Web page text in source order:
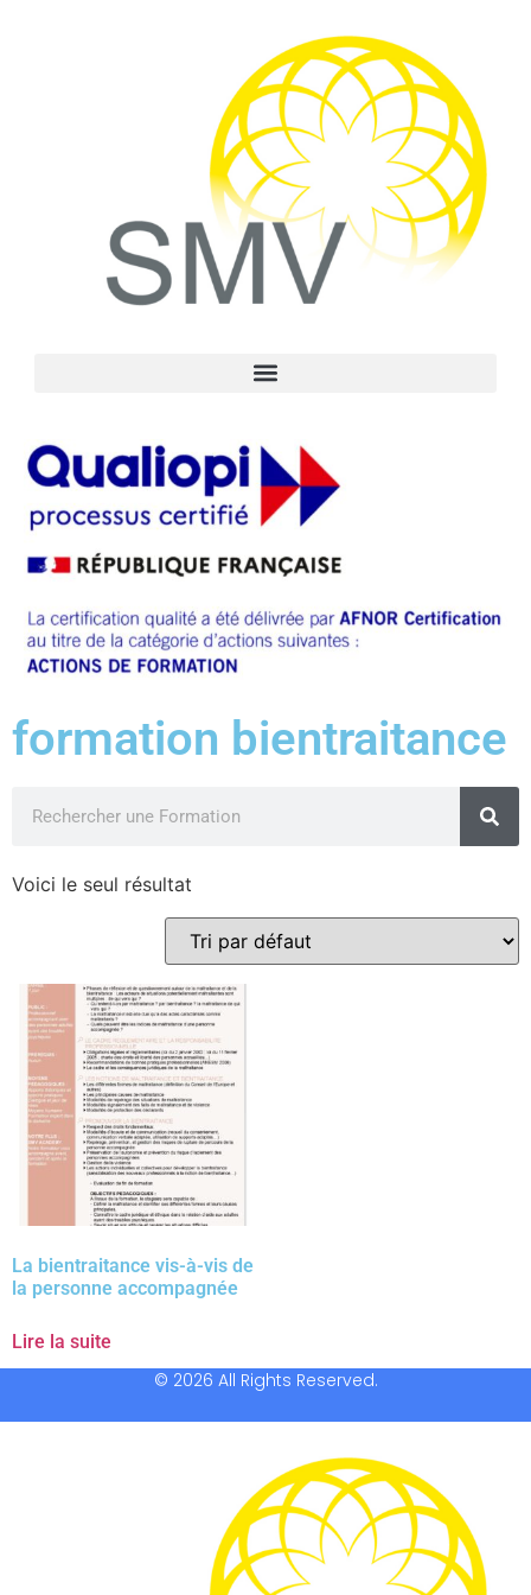
formation bientraitance
Voici le seul résultat
La bientraitance vis-à-vis de
la personne accompagnée
Lire la suite
© 2026 All Rights Reserved.